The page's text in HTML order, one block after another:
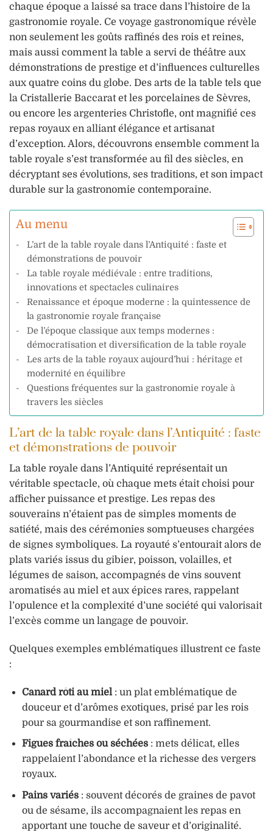
chaque époque a laissé sa trace dans l’histoire de la
gastronomie royale. Ce voyage gastronomique révèle
non seulement les goûts raffinés des rois et reines,
mais aussi comment la table a servi de théâtre aux
démonstrations de prestige et d’influences culturelles
aux quatre coins du globe. Des arts de la table tels que
la Cristallerie Baccarat et les porcelaines de Sèvres,
ou encore les argenteries Christofle, ont magnifié ces
repas royaux en alliant élégance et artisanat
d’exception. Alors, découvrons ensemble comment la
table royale s’est transformée au fil des siècles, en
décryptant ses évolutions, ses traditions, et son impact
durable sur la gastronomie contemporaine.
Au menu
L’art de la table royale dans l’Antiquité : faste et
démonstrations de pouvoir
La table royale médiévale : entre traditions,
innovations et spectacles culinaires
Renaissance et époque moderne : la quintessence de
la gastronomie royale française
De l’époque classique aux temps modernes :
démocratisation et diversification de la table royale
Les arts de la table royaux aujourd’hui : héritage et
modernité en équilibre
Questions fréquentes sur la gastronomie royale à
travers les siècles
L’art de la table royale dans l’Antiquité : faste
et démonstrations de pouvoir
La table royale dans l’Antiquité représentait un
véritable spectacle, où chaque mets était choisi pour
afficher puissance et prestige. Les repas des
souverains n’étaient pas de simples moments de
satiété, mais des cérémonies somptueuses chargées
de signes symboliques. La royauté s’entourait alors de
plats variés issus du gibier, poisson, volailles, et
légumes de saison, accompagnés de vins souvent
aromatisés au miel et aux épices rares, rappelant
l’opulence et la complexité d’une société qui valorisait
l’excès comme un langage de pouvoir.
Quelques exemples emblématiques illustrent ce faste
:
Canard rôti au miel: un plat emblématique de
douceur et d’arômes exotiques, prisé par les rois
pour sa gourmandise et son raffinement.
Figues fraîches ou séchées: mets délicat, elles
rappelaient l’abondance et la richesse des vergers
royaux.
Pains variés: souvent décorés de graines de pavot
ou de sésame, ils accompagnaient les repas en
apportant une touche de saveur et d’originalité.